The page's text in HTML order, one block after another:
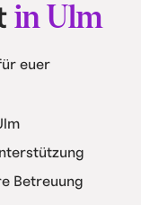
in Ulm
euer
Betreuung